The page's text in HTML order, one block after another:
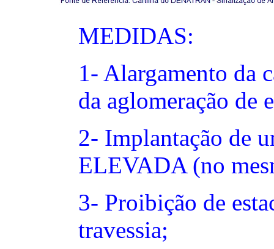
MEDIDAS:
1- Alargamento da
da aglomeração de
2- Implantação de
ELEVADA (no
3- Proibição de
travessia;